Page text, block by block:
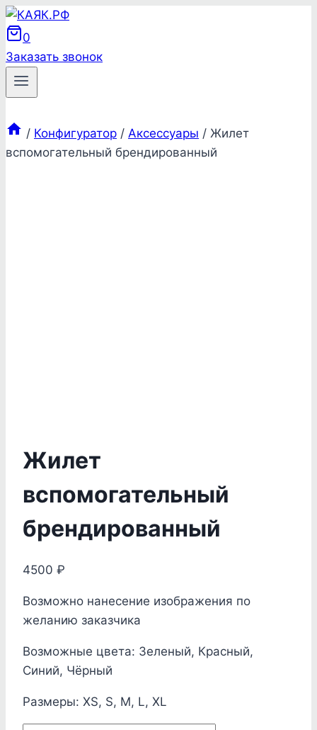
Перейти
к
содержимому
0
Заказать звонок
/ Конфигуратор / Аксессуары / Жилет
вспомогательный брендированный
Жилет
вспомогательный
брендированный
4500 ₽
Возможно нанесение изображения по
желанию заказчика
Возможные цвета: Зеленый, Красный,
Синий, Чёрный
Размеры: XS, S, M, L, XL